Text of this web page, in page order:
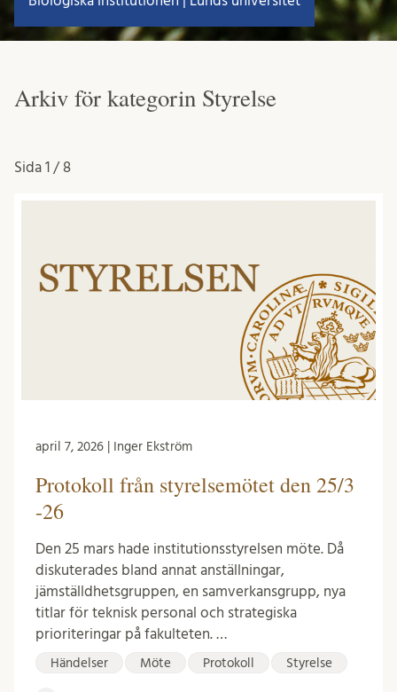
Arkiv för kategorin Styrelse
Sida 1 / 8
april 7, 2026 | Inger Ekström
Protokoll från styrelsemötet den 25/3
-26
Den 25 mars hade institutionsstyrelsen möte. Då
diskuterades bland annat anställningar,
jämställdhetsgruppen, en samverkansgrupp, nya
titlar för teknisk personal och strategiska
prioriteringar på fakulteten. …
Händelser Möte Protokoll Styrelse